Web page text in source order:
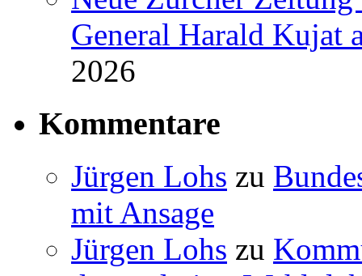
General Harald Kujat
2026
Kommentare
Jürgen Lohs zu
mit Ansage
Jürgen Lohs zu